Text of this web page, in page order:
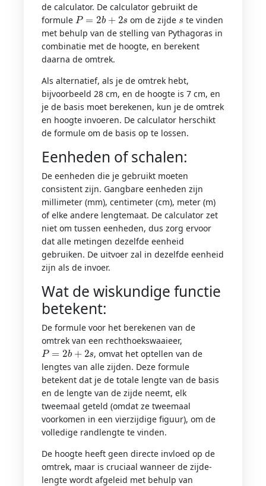
de calculator. De calculator gebruikt de
formule
P=2b+2s
om de zijde
s
te vinden
met behulp van de stelling van Pythagoras in
combinatie met de hoogte, en berekent
daarna de omtrek.
Als alternatief, als je de omtrek hebt,
bijvoorbeeld 28 cm, en de hoogte is 7 cm, en
je de basis moet berekenen, kun je de omtrek
en hoogte invoeren. De calculator herschikt
de formule om de basis op te lossen.
Eenheden of schalen:
De eenheden die je gebruikt moeten
consistent zijn. Gangbare eenheden zijn
millimeter (mm), centimeter (cm), meter (m)
of elke andere lengtemaat. De calculator zet
niet om tussen eenheden, dus zorg ervoor
dat alle metingen dezelfde eenheid
gebruiken. De uitvoer zal in dezelfde eenheid
zijn als de invoer.
Wat de wiskundige functie
betekent:
De formule voor het berekenen van de
omtrek van een rechthoekswaaieer,
P=2b+2s
, omvat het optellen van de
lengtes van alle zijden. Deze formule
betekent dat je de totale lengte van de basis
en de lengte van de zijde neemt, elk
tweemaal geteld (omdat ze tweemaal
voorkomen in een vierzijdige figuur), om de
volledige randlengte te vinden.
De hoogte heeft geen directe invloed op de
omtrek, maar is cruciaal wanneer de zijde-
lengte wordt afgeleid met behulp van